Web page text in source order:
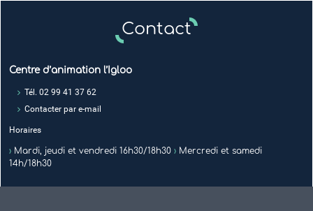
Contact
Centre d’animation l’Igloo
Tél. 02 99 41 37 62
Contacter par e-mail
Horaires
› Mardi, jeudi et vendredi 16h30/18h30 › Mercredi et samedi
14h/18h30